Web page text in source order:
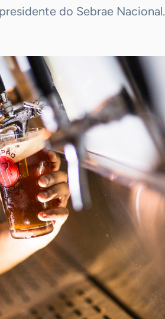
do Sebrae Nacional.